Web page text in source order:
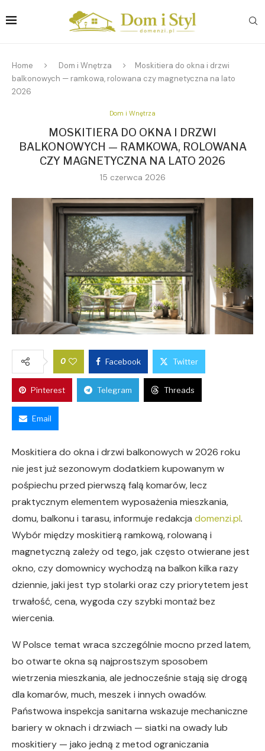
Home Dom i Wnętrza
Moskitiera do okna i drzwi
balkonowych — ramkowa, rolowana czy magnetyczna na lato
2026
Dom i Wnętrza
MOSKITIERA DO OKNA I DRZWI
BALKONOWYCH — RAMKOWA, ROLOWANA
CZY MAGNETYCZNA NA LATO 2026
15 czerwca 2026
0 Facebook Twitter
Pinterest Telegram Threads
Email
Moskitiera do okna i drzwi balkonowych w 2026 roku
nie jest już sezonowym dodatkiem kupowanym w
pośpiechu przed pierwszą falą komarów, lecz
praktycznym elementem wyposażenia mieszkania,
domu, balkonu i tarasu, informuje redakcja domenzi.pl.
Wybór między moskitierą ramkową, rolowaną i
magnetyczną zależy od tego, jak często otwierane jest
okno, czy domownicy wychodzą na balkon kilka razy
dziennie, jaki jest typ stolarki oraz czy priorytetem jest
trwałość, cena, wygoda czy szybki montaż bez
wiercenia.
W Polsce temat wraca szczególnie mocno przed latem,
bo otwarte okna są najprostszym sposobem
wietrzenia mieszkania, ale jednocześnie stają się drogą
dla komarów, much, meszek i innych owadów.
Państwowa inspekcja sanitarna wskazuje mechaniczne
bariery w oknach i drzwiach — siatki na owady lub
moskitiery — jako jedną z metod ograniczania